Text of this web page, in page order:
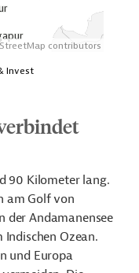
90 Kilometer lang.
am Golf von
der Andamanensee
Ozean.
und Europa